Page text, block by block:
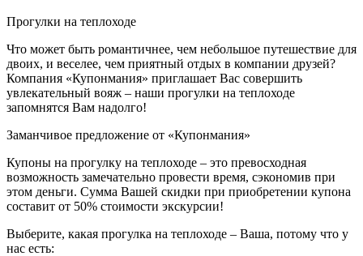
Прогулки на теплоходе
Что может быть романтичнее, чем небольшое путешествие для
двоих, и веселее, чем приятный отдых в компании друзей?
Компания «Купонмания» приглашает Вас совершить
увлекательный вояж – наши прогулки на теплоходе
запомнятся Вам надолго!
Заманчивое предложение от «Купонмания»
Купоны на прогулку на теплоходе – это превосходная
возможность замечательно провести время, сэкономив при
этом деньги. Сумма Вашей скидки при приобретении купона
составит от 50% стоимости экскурсии!
Выберите, какая прогулка на теплоходе – Ваша, потому что у
нас есть: